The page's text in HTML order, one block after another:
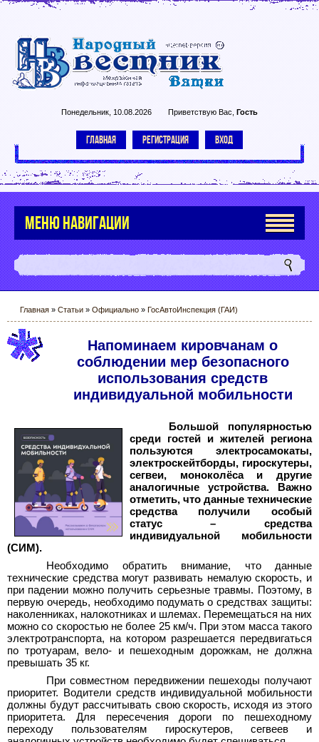
Понедельник, 10.08.2026 Приветствую Вас Гость
ГЛАВНАЯ РЕГИСТРАЦИЯ ВХОД
МЕНЮ НАВИГАЦИИ
Главная » Статьи » Официально » ГосАвтоИнспекция (ГАИ)
Напоминаем кировчанам о
соблюдении мер безопасного
использования средств
индивидуальной мобильности
Большой популярностью
среди гостей и жителей региона
пользуются электросамокаты,
электроскейтборды, гироскутеры,
сегвеи, моноколёса и другие
аналогичные устройства. Важно
отметить, что данные технические
средства получили особый
статус – средства
индивидуальной мобильности
(СИМ).
Необходимо обратить внимание, что данные
технические средства могут развивать немалую скорость, и
при падении можно получить серьезные травмы. Поэтому, в
первую очередь, необходимо подумать о средствах защиты:
наколенниках, налокотниках и шлемах. Перемещаться на них
можно со скоростью не более 25 км/ч. При этом масса такого
электротранспорта, на котором разрешается передвигаться
по тротуарам, вело- и пешеходным дорожкам, не должна
превышать 35 кг.
При совместном передвижении пешеходы получают
приоритет. Водители средств индивидуальной мобильности
должны будут рассчитывать свою скорость, исходя из этого
приоритета. Для пересечения дороги по пешеходному
переходу пользователям гироскутеров, сегвеев и